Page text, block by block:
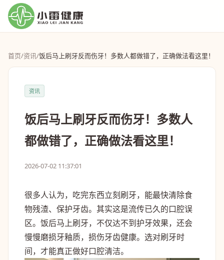
首页/资讯/饭后马上刷牙反而伤牙！多数人都做错了，正确做法看这里！
资讯
饭后马上刷牙反而伤牙！多数人
都做错了，正确做法看这里！
2026-07-02 11:37:01
很多人认为，吃完东西立刻刷牙，能最快清除食
物残渣、保护牙齿。其实这是流传已久的口腔误
区。饭后马上刷牙，不仅达不到护牙效果，还会
慢慢磨损牙釉质，损伤牙齿健康。选对刷牙时
间，才能真正做好口腔清洁。